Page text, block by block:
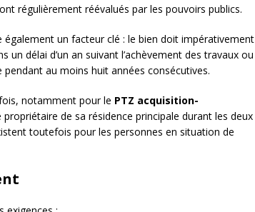
régulièrement réévalués par les pouvoirs publics.
également un facteur clé : le bien doit impérativement
un délai d’un an suivant l’achèvement des travaux ou
au moins huit années consécutives.
notamment pour le PTZ acquisition-
de sa résidence principale durant les deux
toutefois pour les personnes en situation de